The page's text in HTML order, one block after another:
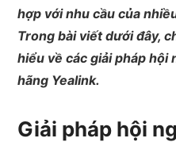
hợp với nhu cầu của
Trong bài viết dưới đây,
hiểu về các giải pháp hội
hãng Yealink.
Giải pháp hội